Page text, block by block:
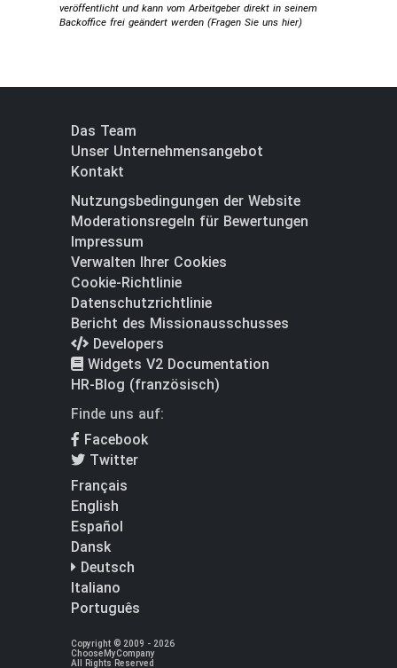
veröffentlicht und kann vom Arbeitgeber direkt in seinem
Backoffice frei geändert werden (Fragen Sie uns hier)
Das Team
Unser Unternehmensangebot
Kontakt
Nutzungsbedingungen der Website
Moderationsregeln für Bewertungen
Impressum
Verwalten Ihrer Cookies
Cookie-Richtlinie
Datenschutzrichtlinie
Bericht des Missionausschusses
Developers
Widgets V2 Documentation
HR-Blog (französisch)
Finde uns auf:
Facebook
Twitter
Français
English
Español
Dansk
Deutsch
Italiano
Português
Copyright © 2009 - 2026
ChooseMyCompany
All Rights Reserved